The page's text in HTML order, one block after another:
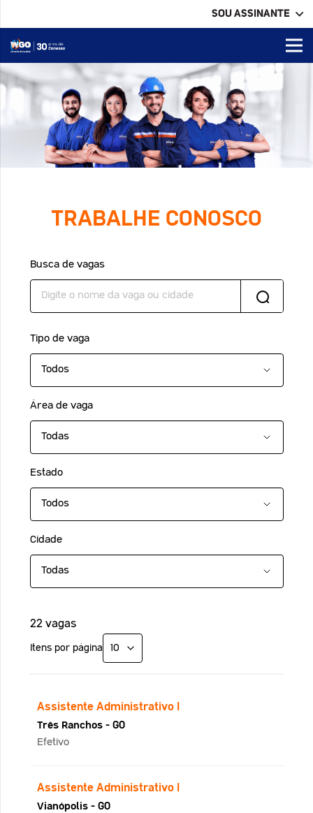
SOU ASSINANTE
TRABALHE CONOSCO
Busca de vagas
Tipo de vaga
Área de vaga
Estado
Cidade
22 vagas
Itens por página
Assistente Administrativo I
Três Ranchos - GO
Efetivo
Assistente Administrativo I
Vianópolis - GO